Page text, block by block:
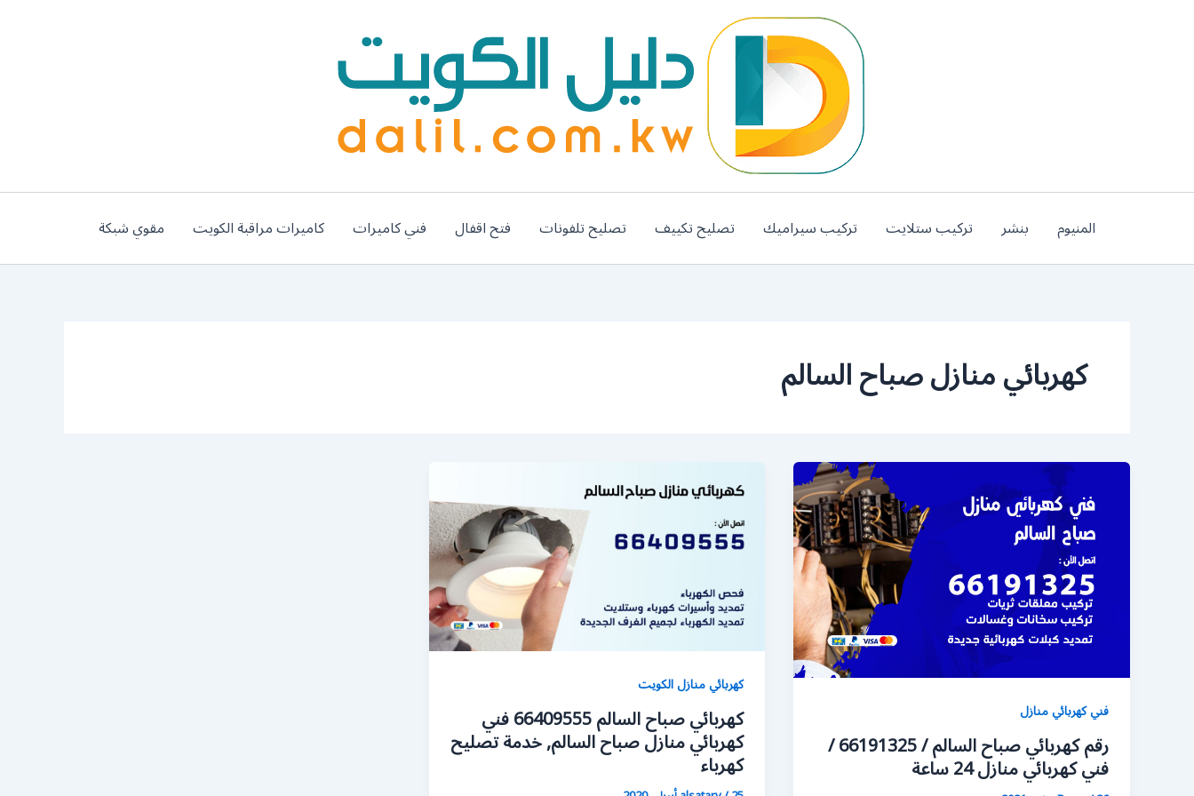
المنيوم بنشر تركيب ستلايت تركيب سيراميك تصليح تكييف تصليح تلفونات فتح اقفال فني كاميرات كاميرات مراقبة الكويت مقوي شبكة
كهربائي منازل صباح السالم
فني كهربائي منازل
رقم كهربائي صباح السالم / 66191325 /
فني كهربائي منازل 24 ساعة
كهربائي منازل الكويت
كهربائي صباح السالم 66409555 فني
كهربائي منازل صباح السالم, خدمة تصليح
كهرباء